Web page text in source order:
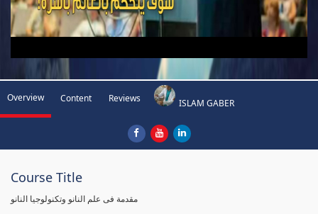
Overview Content Reviews ISLAM GABER
Course Title
مقدمة فى علم النانو وتكنولوجيا النانو